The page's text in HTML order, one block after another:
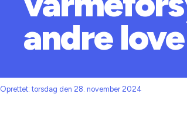
andre love
Oprettet: torsdag den 28. november 2024